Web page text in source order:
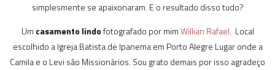
simplesmente se apaixonaram. E o resultado disso tudo?
Um casamento lindofotografado por mimWillian Rafael. Local
escolhido a Igreja Batista de Ipanema em Porto Alegre Lugar onde a
Camila e o Levi são Missionários. Sou grato demais por isso agradeço